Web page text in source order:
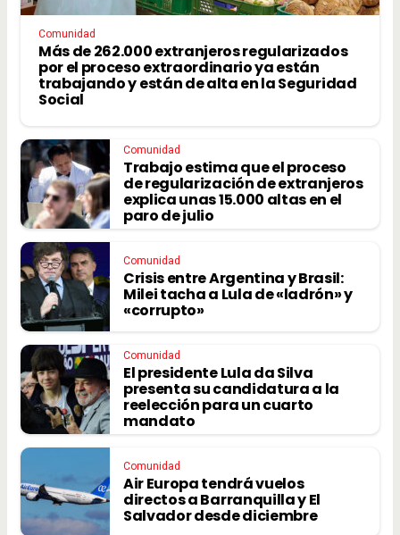
Comunidad
Más de 262.000 extranjeros regularizados
por el proceso extraordinario ya están
trabajando y están de alta en la Seguridad
Social
Comunidad
Trabajo estima que el proceso
de regularización de extranjeros
explica unas 15.000 altas en el
paro de julio
Comunidad
Crisis entre Argentina y Brasil:
Milei tacha a Lula de «ladrón» y
«corrupto»
Comunidad
El presidente Lula da Silva
presenta su candidatura a la
reelección para un cuarto
mandato
Comunidad
Air Europa tendrá vuelos
directos a Barranquilla y El
Salvador desde diciembre